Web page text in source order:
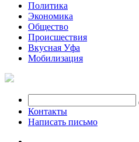
Политика
Экономика
Общество
Происшествия
Вкусная Уфа
Мобилизация
Контакты
Написать письмо